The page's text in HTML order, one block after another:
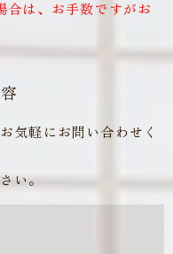
合は、お手数ですがお
気軽にお問い合わせく
い。